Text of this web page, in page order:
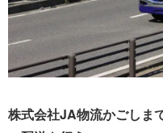
株式会社JA物流かごしま